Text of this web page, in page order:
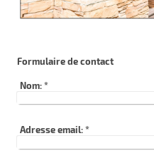
Formulaire de contact
Nom: *
Adresse email: *